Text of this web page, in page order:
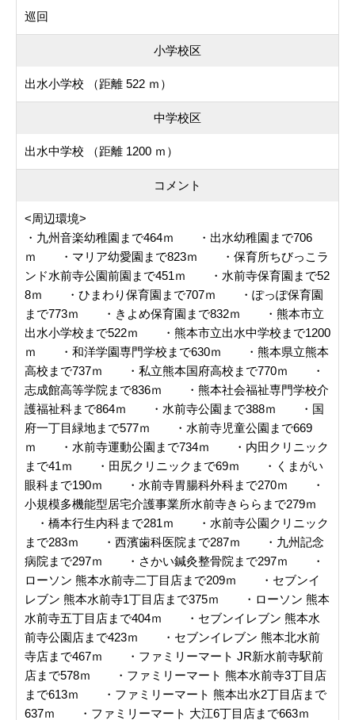
巡回
小学校区
出水小学校 （距離 522 ｍ）
中学校区
出水中学校 （距離 1200 ｍ）
コメント
<周辺環境>
・九州音楽幼稚園まで464ｍ ・出水幼稚園まで706
ｍ ・マリア幼愛園まで823ｍ ・保育所ちびっこラ
ンド水前寺公園前園まで451ｍ ・水前寺保育園まで52
8ｍ ・ひまわり保育園まで707ｍ ・ぽっぽ保育園
まで773ｍ ・きよめ保育園まで832ｍ ・熊本市立
出水小学校まで522ｍ ・熊本市立出水中学校まで1200
ｍ ・和洋学園専門学校まで630ｍ ・熊本県立熊本
高校まで737ｍ ・私立熊本国府高校まで770ｍ ・
志成館高等学院まで836ｍ ・熊本社会福祉専門学校介
護福祉科まで864ｍ ・水前寺公園まで388ｍ ・国
府一丁目緑地まで577ｍ ・水前寺児童公園まで669
ｍ ・水前寺運動公園まで734ｍ ・内田クリニック
まで41ｍ ・田尻クリニックまで69ｍ ・くまがい
眼科まで190ｍ ・水前寺胃腸科外科まで270ｍ ・
小規模多機能型居宅介護事業所水前寺きららまで279ｍ
・橋本行生内科まで281ｍ ・水前寺公園クリニック
まで283ｍ ・西濱歯科医院まで287ｍ ・九州記念
病院まで297ｍ ・さかい鍼灸整骨院まで297ｍ ・
ローソン 熊本水前寺二丁目店まで209ｍ ・セブンイ
レブン 熊本水前寺1丁目店まで375ｍ ・ローソン 熊本
水前寺五丁目店まで404ｍ ・セブンイレブン 熊本水
前寺公園店まで423ｍ ・セブンイレブン 熊本北水前
寺店まで467ｍ ・ファミリーマート JR新水前寺駅前
店まで578ｍ ・ファミリーマート 熊本水前寺3丁目店
まで613ｍ ・ファミリーマート 熊本出水2丁目店まで
637ｍ ・ファミリーマート 大江6丁目店まで663ｍ